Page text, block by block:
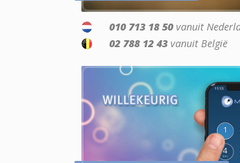
010 713 18 50 vanuit
02 788 12 43 vanuit België